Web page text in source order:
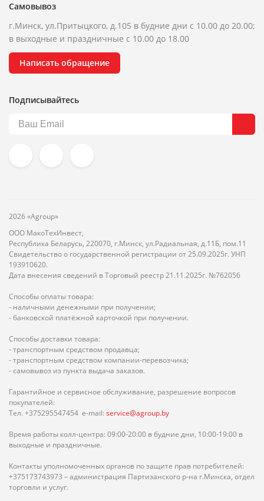
Самовывоз
г.Минск, ул.Притыцкого, д.105 в будние дни с 10.00 до 20.00;
в выходные и праздничные с 10.00 до 18.00
Написать обращение
Подписывайтесь
2026 «Agroup»
ООО МакоТехИнвест,
Республика Беларусь, 220070, г.Минск, ул.Радиальная, д.11Б, пом.11
Свидетельство о государственной регистрации от 25.09.2025г. УНП
193910620.
Дата внесения сведений в Торговый реестр 21.11.2025г. №762056
Способы оплаты товара:
- наличными денежными при получении;
- банковской платёжной карточкой при получении.
Способы доставки товара:
- транспортным средством продавца;
- транспортным средством компании-перевозчика;
- самовывоз из пункта выдача заказов.
Гарантийное и сервисное обслуживание, разрешение вопросов
покупателей:
Тел. +375295547454 e-mail: service@agroup.by
Время работы колл-центра: 09:00-20:00 в будние дни, 10:00-19:00 в
выходные и праздничные.
Контакты уполномоченных органов по защите прав потребителей:
+375173743973 – администрация Партизанского р-на г.Минска, отдел
торговли и услуг.